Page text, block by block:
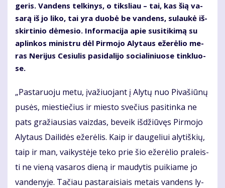
ge­ris. Van­dens tel­ki­nys, o tiks­liau – tai, kas šią va­
sa­rą iš jo li­ko, tai yra duo­bė be van­dens, su­lau­kė iš­
skir­ti­nio dė­me­sio. In­for­ma­ci­ja apie su­si­ti­ki­mą su
ap­lin­kos mi­nist­ru dėl Pir­mo­jo Aly­taus eže­rė­lio me­
ras Ne­ri­jus Ce­siu­lis pa­si­da­li­jo so­cia­li­niuo­se tin­kluo­
se.
„Pas­ta­ruo­ju me­tu, įva­žiuo­jant į Aly­tų nuo Pi­va­šiū­nų
pu­sės, mies­tie­čius ir mies­to sve­čius pa­si­tin­ka ne
pats gra­žiau­sias vaiz­das, be­veik iš­džiū­vęs Pir­mo­jo
Aly­taus Dai­li­dės eže­rė­lis. Kaip ir dau­ge­liui aly­tiš­kių,
taip ir man, vai­kys­tė­je te­ko prie šio eže­rė­lio pra­leis­
ti ne vie­ną va­sa­ros die­ną ir mau­dy­tis pui­kia­me jo
van­de­ny­je. Ta­čiau pas­ta­rai­siais me­tais van­dens ly­